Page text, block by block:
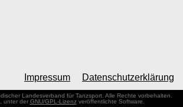
Impressum Datenschutzerklärung
Landesverband für Tanzsport. Alle Rechte vorbehalten.
unter der GNU/GPL-Lizenzveröffentlichte Software.